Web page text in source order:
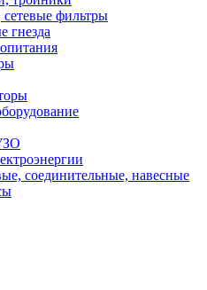
фильтры
гнезда
соединительные, навесные